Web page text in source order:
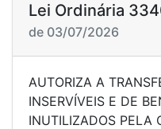
Lei Ordinária
de 03/07/2026
AUTORIZA A
INSERVÍVEIS E DE
INUTILIZADOS PELA